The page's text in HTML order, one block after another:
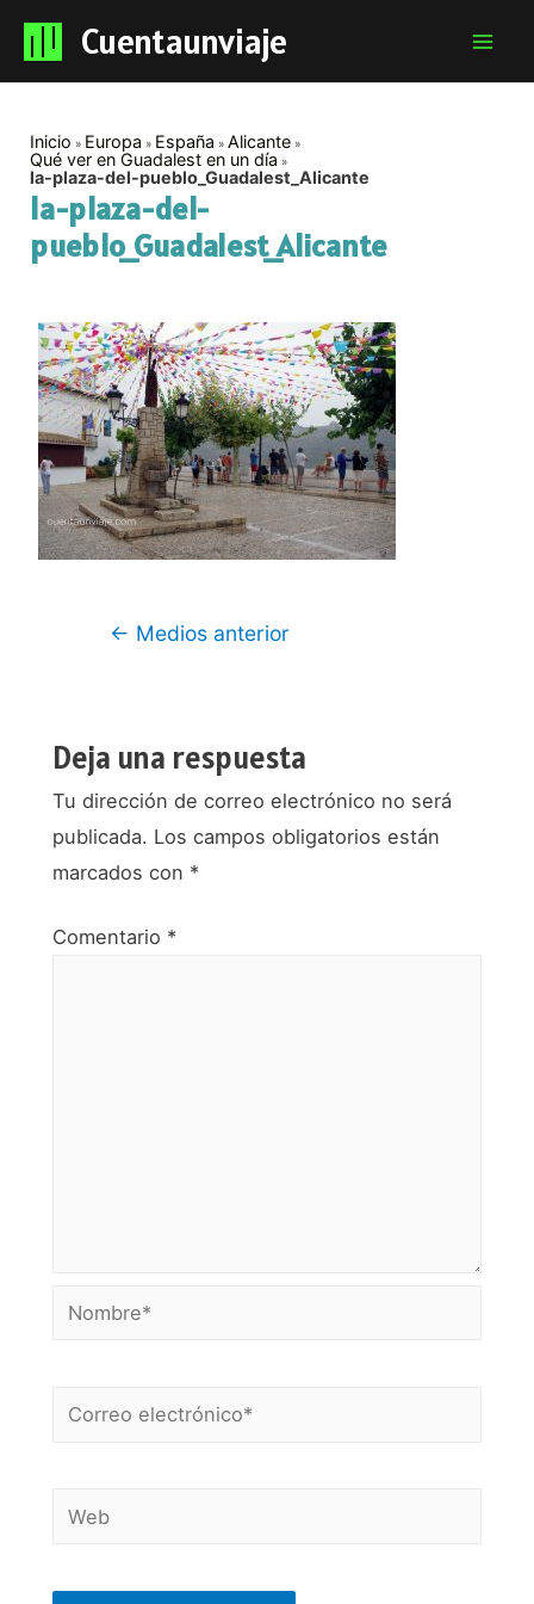
Cuentaunviaje
Inicio Europa España
Alicante
Qué ver en Guadalest en un día
la-plaza-del-pueblo_Guadalest_Alicante
la-plaza-del-
pueblo_Guadalest_Alicante
Navegación
← Medios anterior
Deja una respuesta
Tu dirección de correo electrónico no será
publicada. Los campos obligatorios están
marcados con *
Comentario *
Nombre*
Correo
Web